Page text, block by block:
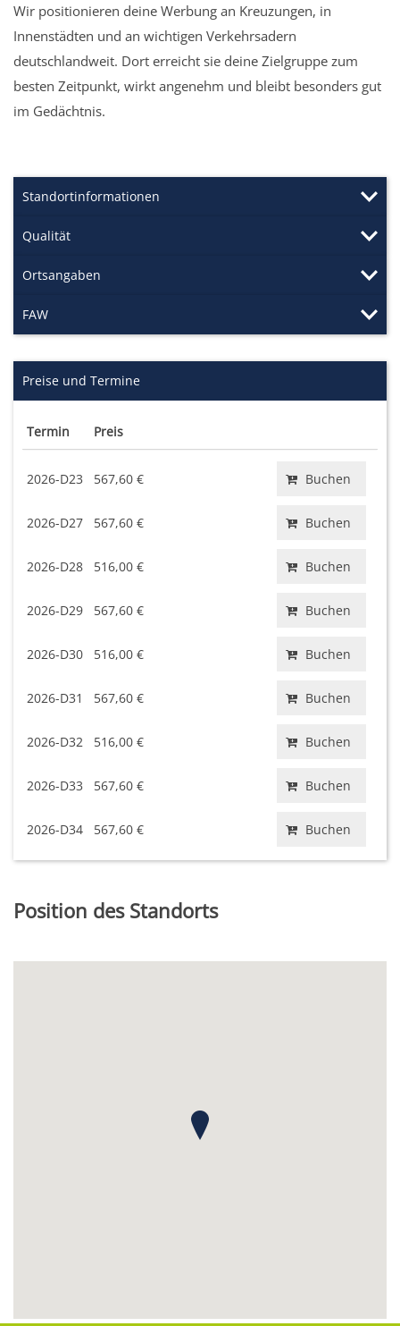
Wir positionieren deine Werbung an Kreuzungen, in
Innenstädten und an wichtigen Verkehrsadern
deutschlandweit. Dort erreicht sie deine Zielgruppe zum
besten Zeitpunkt, wirkt angenehm und bleibt besonders gut
im Gedächtnis.
Standortinformationen
Qualität
Ortsangaben
FAW
Preise und Termine
Termin Preis
2026-D23 567,60 € Buchen
2026-D27 567,60 € Buchen
2026-D28 516,00 € Buchen
2026-D29 567,60 € Buchen
2026-D30 516,00 € Buchen
2026-D31 567,60 € Buchen
2026-D32 516,00 € Buchen
2026-D33 567,60 € Buchen
2026-D34 567,60 € Buchen
Position des Standorts